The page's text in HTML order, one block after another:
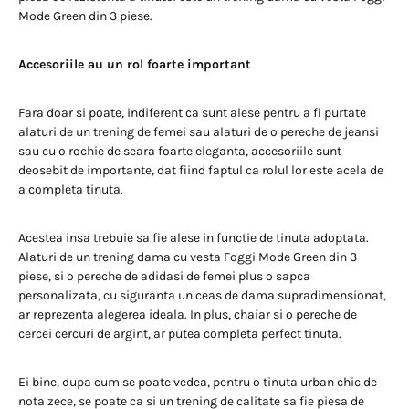
Mode Green din 3 piese.
Accesoriile au un rol foarte important
Fara doar si poate, indiferent ca sunt alese pentru a fi purtate
alaturi de un trening de femei sau alaturi de o pereche de jeansi
sau cu o rochie de seara foarte eleganta, accesoriile sunt
deosebit de importante, dat fiind faptul ca rolul lor este acela de
a completa tinuta.
Acestea insa trebuie sa fie alese in functie de tinuta adoptata.
Alaturi de un trening dama cu vesta Foggi Mode Green din 3
piese, si o pereche de adidasi de femei plus o sapca
personalizata, cu siguranta un ceas de dama supradimensionat,
ar reprezenta alegerea ideala. In plus, chaiar si o pereche de
cercei cercuri de argint, ar putea completa perfect tinuta.
Ei bine, dupa cum se poate vedea, pentru o tinuta urban chic de
nota zece, se poate ca si un trening de calitate sa fie piesa de